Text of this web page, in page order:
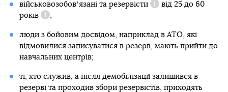
військовозобовʼязані та резервісти
Довідка
від 25 до 60
років
Довідка
;
люди з бойовим досвідом, наприклад в АТО, які
відмовилися записуватися в резерв, мають прийти до
навчальних центрів;
ті, хто служив, а після демобілізації залишився в
резерві та проходив збори резервістів, приходять